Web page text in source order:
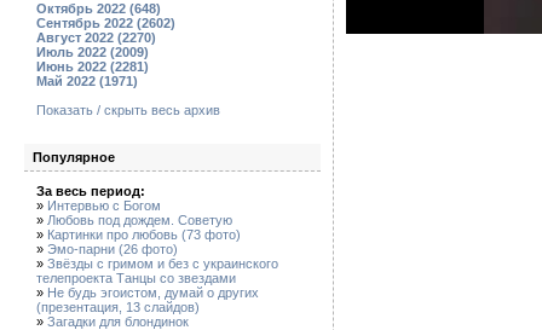
Октябрь 2022 (648)
Сентябрь 2022 (2602)
Август 2022 (2270)
Июль 2022 (2009)
Июнь 2022 (2281)
Май 2022 (1971)
Показать / скрыть весь архив
Популярное
За весь период:
» Интервью с Богом
» Любовь под дождем. Советую
» Картинки про любовь (73 фото)
» Эмо-парни (26 фото)
» Звёзды с гримом и без с украинского
телепроекта Танцы со звездами
» Не будь эгоистом, думай о других
(презентация, 13 слайдов)
» Загадки для блондинок